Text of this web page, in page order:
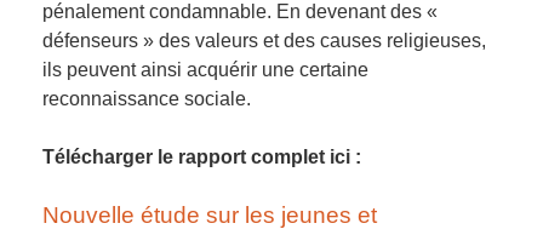
pénalement condamnable. En devenant des «
défenseurs » des valeurs et des causes religieuses,
ils peuvent ainsi acquérir une certaine
reconnaissance sociale.
Télécharger le rapport complet ici :
Nouvelle étude sur les jeunes et